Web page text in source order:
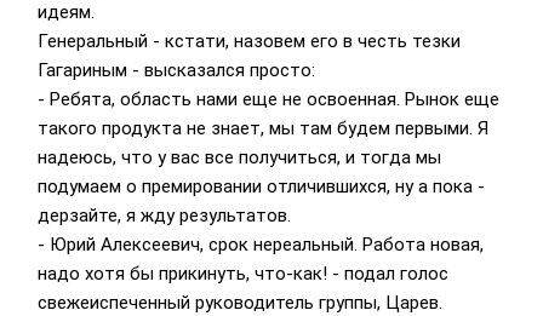
идеям.
Генеральный - кстати, назовем его в честь тезки
Гагариным - высказался просто:
- Ребята, область нами еще не освоенная. Рынок еще
такого продукта не знает, мы там будем первыми. Я
надеюсь, что у вас все получиться, и тогда мы
подумаем о премировании отличившихся, ну а пока -
дерзайте, я жду результатов.
- Юрий Алексеевич, срок нереальный. Работа новая,
надо хотя бы прикинуть, что-как! - подал голос
свежеиспеченный руководитель группы, Царев.